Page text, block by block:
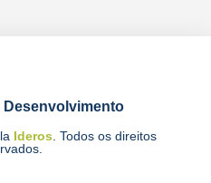
Ideros . Todos os direitos